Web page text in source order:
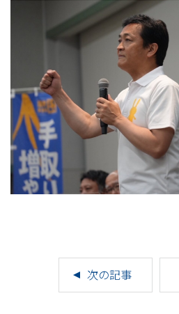
次の記事